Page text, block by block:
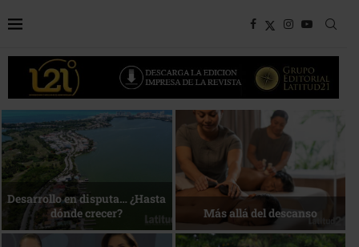
Bottega, un viaje servido a la
mesa
Energía que Impulsa la
competitividad